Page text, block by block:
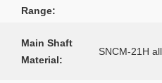
Range:
Main Shaft
Material:
SNCM-21H